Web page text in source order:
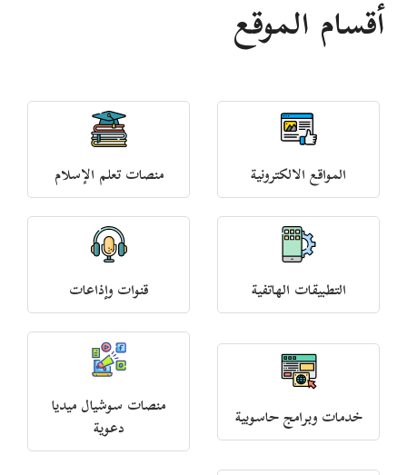
أقسام الموقع
المواقع الالكترونية منصات تعلم الإسلام
التطبيقات الهاتفية قنوات وإذاعات
خدمات وبرامج حاسوبية
منصات سوشيال ميديا
دعوية